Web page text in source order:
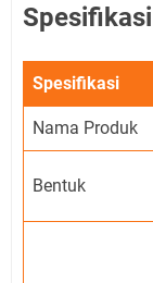
Spesifikasi
Nama Produk
Bentuk